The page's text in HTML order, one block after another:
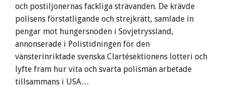
och postiljonernas fackliga strävanden. De krävde
polisens förstatligande och strejkrätt, samlade in
pengar mot hungersnöden i Sovjetryssland,
annonserade i Polistidningen för den
vänsterinriktade svenska Clartésektionens lotteri och
lyfte fram hur vita och svarta polismän arbetade
tillsammans i USA…